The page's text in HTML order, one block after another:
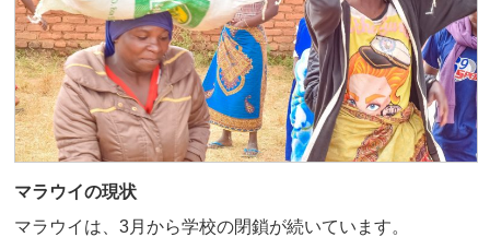
マラウイの現状
マラウイは、3月から学校の閉鎖が続いています。